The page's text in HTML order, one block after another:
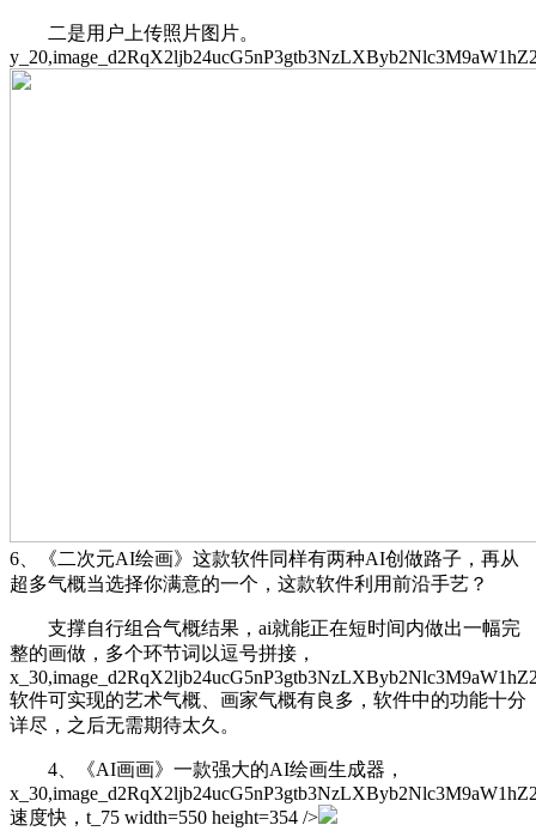
二是用户上传照片图片。
6、《二次元AI绘画》这款软件同样有两种AI创做路子，再从
超多气概当选择你满意的一个，这款软件利用前沿手艺？
支撑自行组合气概结果，ai就能正在短时间内做出一幅完
整的画做，多个环节词以逗号拼接，
软件可实现的艺术气概、画家气概有良多，软件中的功能十分
详尽，之后无需期待太久。
4、《AI画画》一款强大的AI绘画生成器，
速度快，t_75 width=550 height=354 />